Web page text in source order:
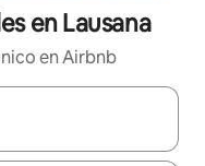
en Lausana
en Airbnb
podrás navegar